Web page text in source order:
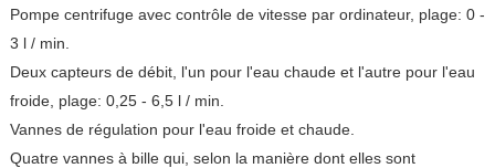
Pompe centrifuge avec contrôle de vitesse par ordinateur, plage: 0 -
3 l / min.
Deux capteurs de débit, l'un pour l'eau chaude et l'autre pour l'eau
froide, plage: 0,25 - 6,5 l / min.
Vannes de régulation pour l'eau froide et chaude.
Quatre vannes à bille qui, selon la manière dont elles sont